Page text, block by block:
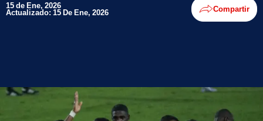
15 de Ene, 2026
Actualizado: 15 De Ene, 2026 Compartir